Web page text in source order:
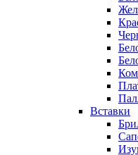
Вставки